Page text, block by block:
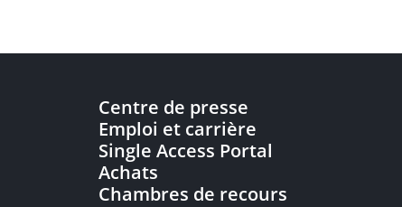
Centre de presse
Emploi et carrière
Single Access Portal
Achats
Chambres de recours